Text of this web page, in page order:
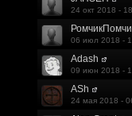
F@Nt0M
24 окт 2018 -
06 июл 2018 -
Adash
09 июн 2018 -
ASh
24 мая 2018 -